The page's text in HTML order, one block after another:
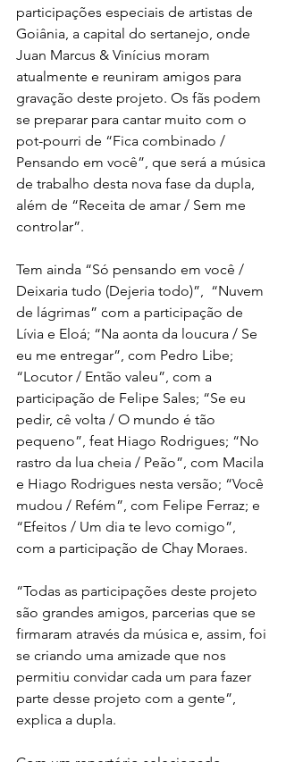
participações especiais de artistas de
Goiânia, a capital do sertanejo, onde
Juan Marcus & Vinícius moram
atualmente e reuniram amigos para
gravação deste projeto. Os fãs podem
se preparar para cantar muito com o
pot-pourri de “Fica combinado /
Pensando em você”, que será a música
de trabalho desta nova fase da dupla,
além de “Receita de amar / Sem me
controlar”.
Tem ainda “Só pensando em você /
Deixaria tudo (Dejeria todo)”,  “Nuvem
de lágrimas” com a participação de
Lívia e Eloá; “Na aonta da loucura / Se
eu me entregar”, com Pedro Libe;
“Locutor / Então valeu”, com a
participação de Felipe Sales; “Se eu
pedir, cê volta / O mundo é tão
pequeno”, feat Hiago Rodrigues; “No
rastro da lua cheia / Peão”, com Macila
e Hiago Rodrigues nesta versão; “Você
mudou / Refém”, com Felipe Ferraz; e
“Efeitos / Um dia te levo comigo”,
com a participação de Chay Moraes.
“Todas as participações deste projeto
são grandes amigos, parcerias que se
firmaram através da música e, assim, foi
se criando uma amizade que nos
permitiu convidar cada um para fazer
parte desse projeto com a gente”,
explica a dupla.